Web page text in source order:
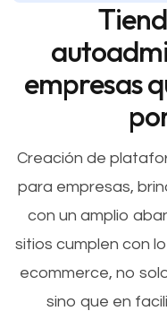
empresas
Creación de
para empresas,
con un amplio
sitios cumplen con
ecommerce, no
sino que en